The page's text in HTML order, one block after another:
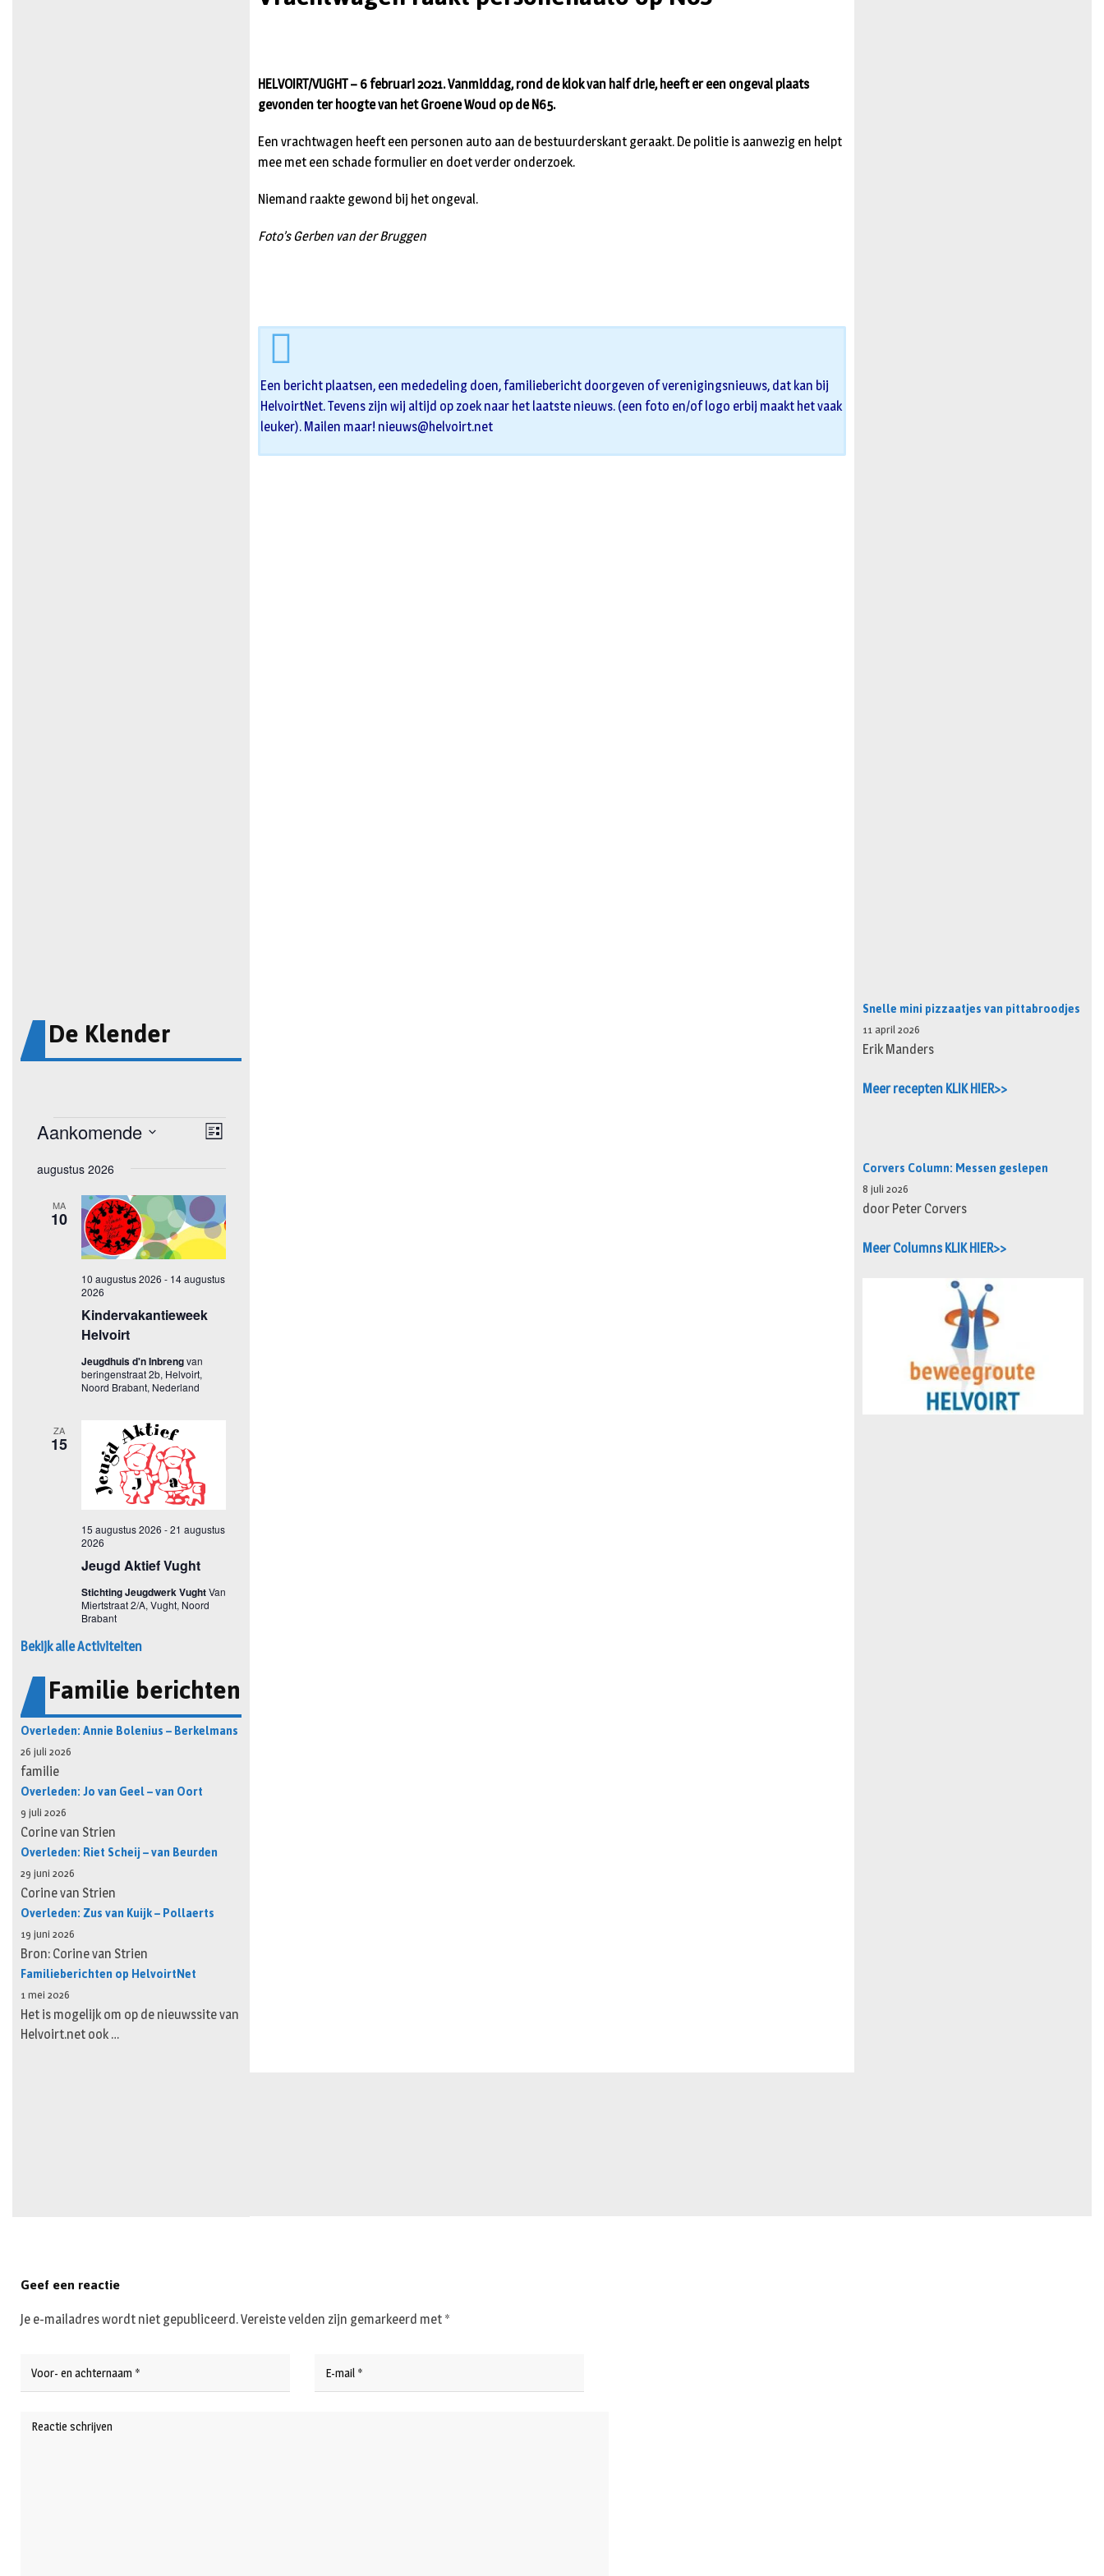
De Klender
Bekijk alle Activiteiten
Familie berichten
Overleden: Annie Bolenius – Berkelmans
26 juli 2026
familie
Overleden: Jo van Geel – van Oort
9 juli 2026
Corine van Strien
Overleden: Riet Scheij – van Beurden
29 juni 2026
Corine van Strien
Overleden: Zus van Kuijk – Pollaerts
19 juni 2026
Bron: Corine van Strien
Familieberichten op HelvoirtNet
1 mei 2026
Het is mogelijk om op de nieuwssite van
Helvoirt.net ook …
HELVOIRT/VUGHT – 6 februari 2021. Vanmiddag, rond de klok van half drie, heeft er een ongeval plaats
gevonden ter hoogte van het Groene Woud op de N65.
Een vrachtwagen heeft een personen auto aan de bestuurderskant geraakt. De politie is aanwezig en helpt
mee met een schade formulier en doet verder onderzoek.
Niemand raakte gewond bij het ongeval.
Foto’s Gerben van der Bruggen
Een bericht plaatsen, een mededeling doen, familiebericht doorgeven of verenigingsnieuws, dat kan bij
HelvoirtNet. Tevens zijn wij altijd op zoek naar het laatste nieuws. (een foto en/of logo erbij maakt het vaak
leuker). Mailen maar! nieuws@helvoirt.net
Snelle mini pizzaatjes van pittabroodjes
11 april 2026
Erik Manders
Meer recepten KLIK HIER>>
Corvers Column: Messen geslepen
8 juli 2026
door Peter Corvers
Meer Columns KLIK HIER>>
Geef een reactie
Je e-mailadres wordt niet gepubliceerd.Vereiste velden zijn gemarkeerd met *